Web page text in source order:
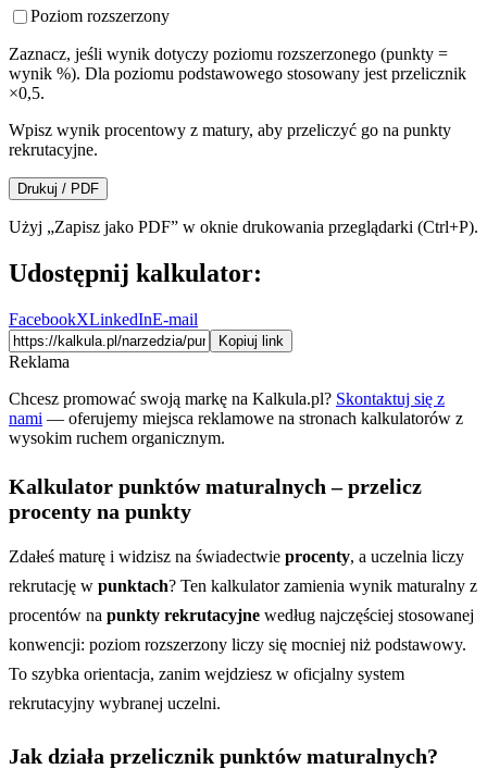
Poziom rozszerzony
Zaznacz, jeśli wynik dotyczy poziomu rozszerzonego (punkty =
wynik %). Dla poziomu podstawowego stosowany jest przelicznik
×0,5.
Wpisz wynik procentowy z matury, aby przeliczyć go na punkty
rekrutacyjne.
Drukuj / PDF
Użyj „Zapisz jako PDF” w oknie drukowania przeglądarki (Ctrl+P).
Udostępnij kalkulator:
FacebookXLinkedInE-mail
Kopiuj link
Reklama
Chcesz promować swoją markę na Kalkula.pl? Skontaktuj się z
nami — oferujemy miejsca reklamowe na stronach kalkulatorów z
wysokim ruchem organicznym.
Kalkulator punktów maturalnych – przelicz
procenty na punkty
Zdałeś maturę i widzisz na świadectwie procenty, a uczelnia liczy
rekrutację w punktach? Ten kalkulator zamienia wynik maturalny z
procentów na punkty rekrutacyjne według najczęściej stosowanej
konwencji: poziom rozszerzony liczy się mocniej niż podstawowy.
To szybka orientacja, zanim wejdziesz w oficjalny system
rekrutacyjny wybranej uczelni.
Jak działa przelicznik punktów maturalnych?